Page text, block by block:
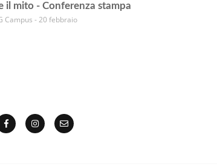
il mito - Conferenza stampa
Campus - 20 febbraio